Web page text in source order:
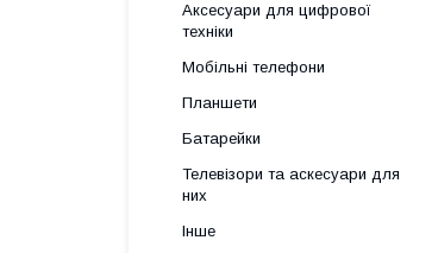
Аксесуари для цифрової
техніки
Мобільні телефони
Планшети
Батарейки
Телевізори та аскесуари для
них
Інше